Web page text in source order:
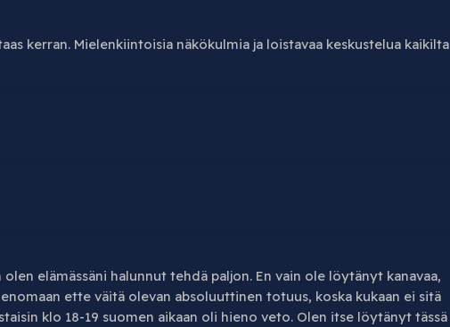
kerran. Mielenkiintoisia näkökulmia ja loistavaa keskustelua kaikilta
elämässäni halunnut tehdä paljon. En vain ole löytänyt kanavaa,
ette väitä olevan absoluuttinen totuus, koska kukaan ei sitä
klo 18-19 suomen aikaan oli hieno veto. Olen itse löytänyt tässä